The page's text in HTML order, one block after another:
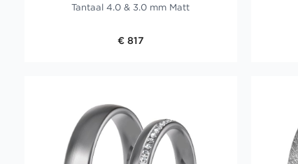
Tantaal 4.0 & 3.0 mm Matt
€ 817